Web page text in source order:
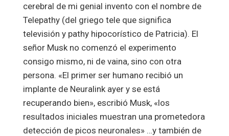
cerebral de mi genial invento con el nombre de
Telepathy (del griego tele que significa
televisión y pathy hipocorístico de Patricia). El
señor Musk no comenzó el experimento
consigo mismo, ni de vaina, sino con otra
persona. «El primer ser humano recibió un
implante de Neuralink ayer y se está
recuperando bien», escribió Musk, «los
resultados iniciales muestran una prometedora
detección de picos neuronales» …y también de